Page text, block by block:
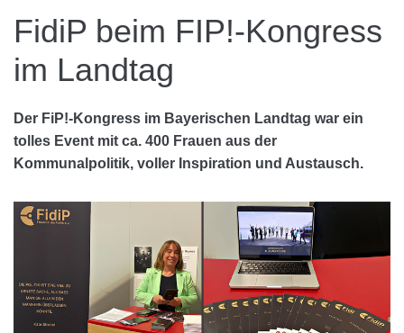
FidiP beim FIP!-Kongress
im Landtag
Der FiP!-Kongress im Bayerischen Landtag war ein
tolles Event mit ca. 400 Frauen aus der
Kommunalpolitik, voller Inspiration und Austausch.